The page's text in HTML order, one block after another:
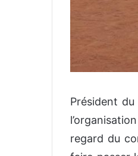
Président
regard du